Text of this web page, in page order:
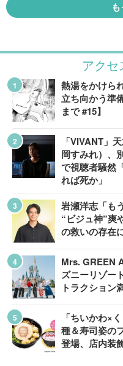
アクセ
熱湯をかけら
立ち向かう準
まで #15】
「VIVANT」
岡すみれ）、
で視聴者騒然
れば死か」
岩瀬洋志「も
“ビジュ神”爽
の救いの存在
Mrs. GREEN
ズニーリゾー
トラクション
「ちいかわ×
種＆寿司姿の
登場、店内装